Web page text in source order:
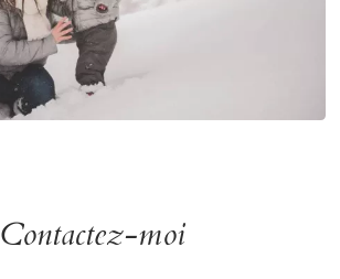
Contactez-moi